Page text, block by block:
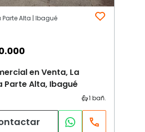
Alta | Ibagué
en Venta, La
Parte Alta, Ibagué